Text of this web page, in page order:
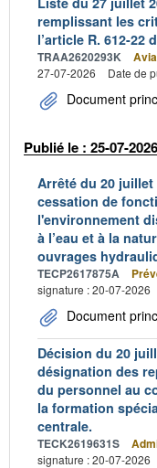
remplissant les
l’article R. 612-22
TRAA2620293K
27-07-2026
Date de
Document
Publié le : 25-07-2026
Arrêté du 20
cessation de
l'environnement
à l’eau et à la
ouvrages
TECP2617875A
signature : 20-07-2026
Document
Décision du 20
désignation des
du personnel au
la formation
centrale.
TECK2619631S
signature : 20-07-2026